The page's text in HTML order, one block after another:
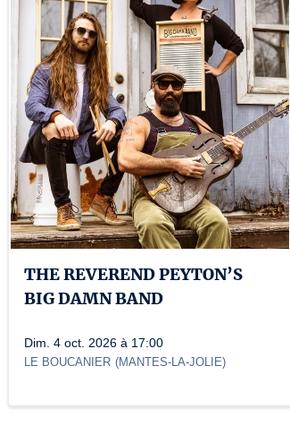
THE REVEREND PEYTON’S
BIG DAMN BAND
Dim. 4 oct. 2026 à 17:00
LE BOUCANIER (MANTES-LA-JOLIE)